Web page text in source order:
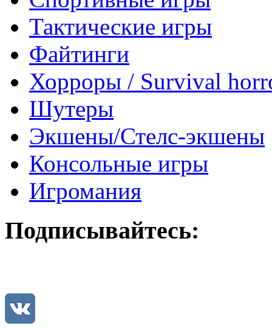
Тактические игры
Файтинги
Хорроры / Survival
Шутеры
Экшены/Стелс-экшены
Консольные игры
Игромания
Подписывайтесь: